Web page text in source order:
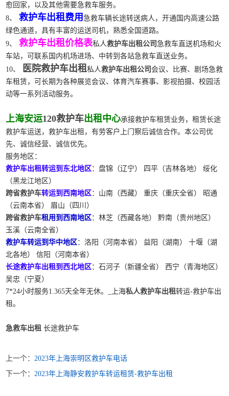
愈回家，以及其他需要急救车服务。
8、
救护车出租费用 急救车辆长途转送病人，开通国内高速公路
绿色通道，具有丰富的运送司机，熟悉全国道路。
9、
救护车出租价格表私人救护车出租公司 急救车直送机场和火
车站，可联系国内机场进场、中转到各站急救车直送业务。
10、
医院救护车出租私人救护车出租公司会议、比赛、剧场急救
车租赁，可长期为各种展览会议、体育汽车赛事、影视拍摄、校园活
动等一系列活动服务。
上海安运120救护车出租中心承接救护车租赁业务，租赁长途
救护车运送，救护车出租，有劳客户上门察后诚信合作。本公司优
先、诚信经营、诚信优先。
服务地区：
救护车出租转运到东北地区 ：盘锦（辽宁） 四平（吉林各地） 绥化
（黑龙江地区）
跨省救护车转运到西南地区 ：山南（西藏） 重庆（重庆全省） 昭通
（云南本省） 眉山（四川）
跨省救护车租用到西南地区 ：林芝（西藏各地） 黔南（贵州地区）
玉溪（云南全省）
救护车转运到华中地区 ：洛阳（河南本省） 益阳（湖南） 十堰（湖
北各地） 信阳（河南本省）
长途救护车出租到西北地区 ：石河子（新疆全省） 西宁（青海地区）
吴忠（宁夏）
7*24小时服务1.365天全年无休。_上海私人救护车出租转运-救护车出
租。
急救车出租 长途救护车
上一个： 2023年上海崇明区救护车电话
下一个： 2023年上海静安救护车转运租赁-救护车出租